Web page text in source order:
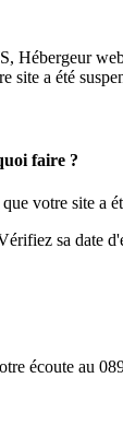
Hébergeur
site a été
faire ?
votre site a
sa date
écoute au